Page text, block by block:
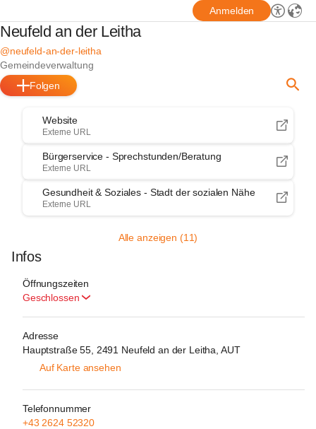
Anmelden
Neufeld an der Leitha
@neufeld-an-der-leitha
Gemeindeverwaltung
Folgen
Website
Externe URL
Bürgerservice - Sprechstunden/Beratung
Externe URL
Gesundheit & Soziales - Stadt der sozialen Nähe
Externe URL
Alle anzeigen (11)
Infos
Öffnungszeiten
Geschlossen
Adresse
Hauptstraße 55, 2491 Neufeld an der Leitha, AUT
Auf Karte ansehen
Telefonnummer
+43 2624 52320